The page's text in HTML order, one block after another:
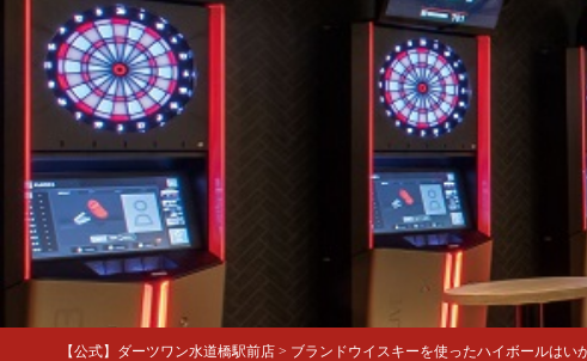
【公式】ダーツワン水道橋駅前店 > ブランドウイスキーを使ったハイボールはい